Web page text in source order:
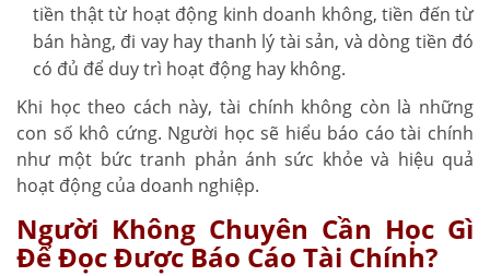
tiền thật từ hoạt động kinh doanh không, tiền đến từ
bán hàng, đi vay hay thanh lý tài sản, và dòng tiền đó
có đủ để duy trì hoạt động hay không.
Khi học theo cách này, tài chính không còn là những
con số khô cứng. Người học sẽ hiểu báo cáo tài chính
như một bức tranh phản ánh sức khỏe và hiệu quả
hoạt động của doanh nghiệp.
Người Không Chuyên Cần Học Gì
Để Đọc Được Báo Cáo Tài Chính?